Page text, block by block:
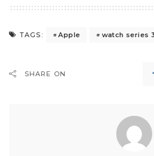
TAGS: Apple watch series 3
SHARE ON